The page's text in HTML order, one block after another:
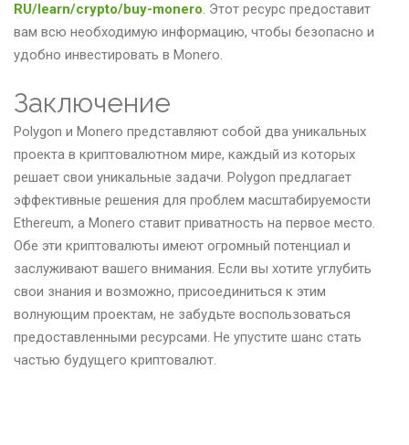
RU/learn/crypto/buy-monero. Этот ресурс предоставит
вам всю необходимую информацию, чтобы безопасно и
удобно инвестировать в Monero.
Заключение
Polygon и Monero представляют собой два уникальных
проекта в криптовалютном мире, каждый из которых
решает свои уникальные задачи. Polygon предлагает
эффективные решения для проблем масштабируемости
Ethereum, а Monero ставит приватность на первое место.
Обе эти криптовалюты имеют огромный потенциал и
заслуживают вашего внимания. Если вы хотите углубить
свои знания и возможно, присоединиться к этим
волнующим проектам, не забудьте воспользоваться
предоставленными ресурсами. Не упустите шанс стать
частью будущего криптовалют.